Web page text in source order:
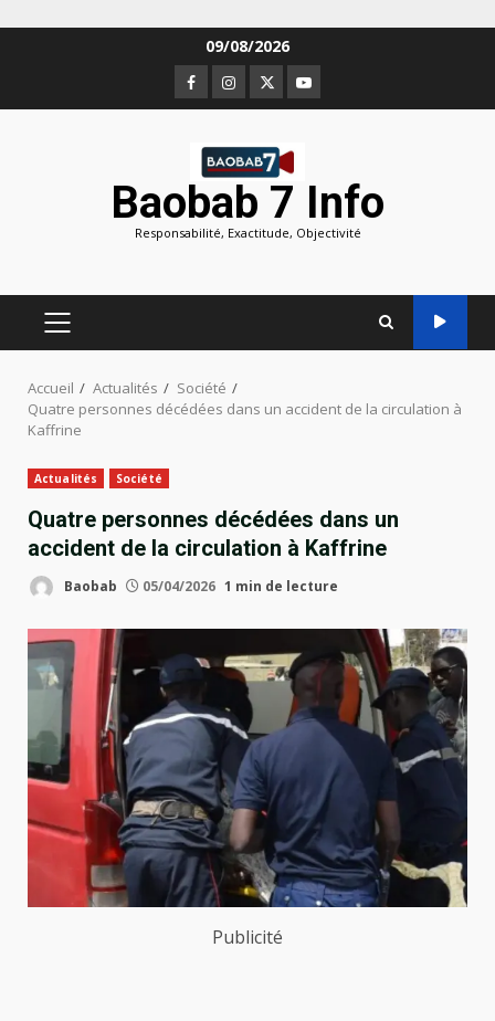
09/08/2026
Facebook
Instagram
TwitterYoutube
Baobab 7 Info
Responsabilité, Exactitude, Objectivité
MENU
PRINCIPAL
Accueil Actualités
Société
Quatre personnes décédées dans un accident de la circulation à
Kaffrine
Actualités Société
Quatre personnes décédées dans un
accident de la circulation à Kaffrine
Baobab 05/04/2026 1 min de lecture
Publicité